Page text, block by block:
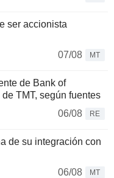
ser accionista
07/08
MT
de Bank of
TMT, según fuentes
06/08
RE
de su integración con
06/08
MT